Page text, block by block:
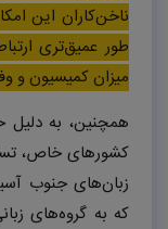
ناخن‌کاران این
طور عمیق‌تری
میزان کمیسیون و
همچنین، به دلیل
کشورهای خاص،
زبان‌های جنوب
که به گروه‌های